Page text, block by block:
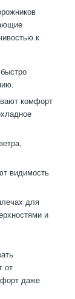
к
комфорт
видимость
для
и
от
даже